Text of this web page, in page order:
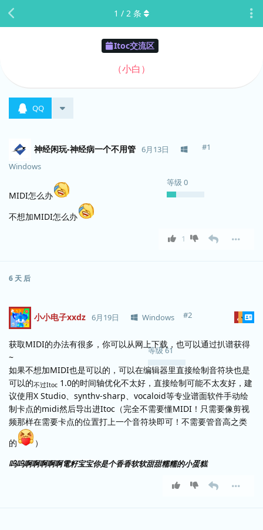
Itoc交流区
（小白）
QQ
1 / 2 条
神经闲玩-神经病一个不用管
等级 0
6月13日 #1
Windows
MIDI怎么办
不想加MIDI怎么办
1
6 天 后
小小电子xxdz
等级61
6月19日 #2
Windows
获取MIDI的办法有很多，你可以从网上下载，也可以通过扒谱获得
~
如果不想加MIDI也是可以的，可以在编辑器里直接绘制音符块也是
可以的不过Itoc 1.0的时间轴优化不太好，直接绘制可能不太友好，建
议使用X Studio、synthv-sharp、vocaloid等专业谱面软件手动绘
制卡点的midi然后导出进Itoc（完全不需要懂MIDI！只需要像剪视
频那样在需要卡点的位置打上一个音符块即可！不需要管音高之类
的
）
呜呜啊啊啊啊啊電籽宝宝你是个香香软软甜甜糯糯的小蛋糕